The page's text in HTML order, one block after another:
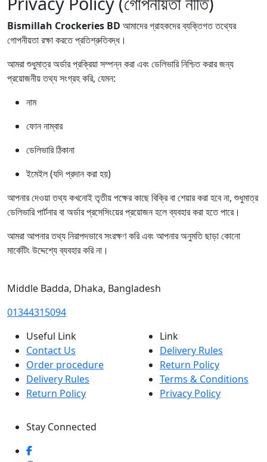
Bismillah Crockeries BD আমাদের গ্রাহকদের ব্যক্তিগত তথ্যের
গোপনীয়তা রক্ষা করতে প্রতিশ্রুতিবদ্ধ।
আমরা শুধুমাত্র অর্ডার প্রক্রিয়া সম্পন্ন করা এবং ডেলিভারি নিশ্চিত করার জন্য
প্রয়োজনীয় তথ্য সংগ্রহ করি, যেমন:
নাম
ফোন নাম্বার
ডেলিভারি ঠিকানা
ইমেইল (যদি প্রদান করা হয়)
আপনার দেওয়া তথ্য কখনোই তৃতীয় পক্ষের কাছে বিক্রি বা শেয়ার করা হবে না, শুধুমাত্র
ডেলিভারি পার্টনার বা অর্ডার প্রসেসিংয়ের প্রয়োজন হলে ব্যবহার করা হতে পারে।
আমরা আপনার তথ্য নিরাপদভাবে সংরক্ষণ করি এবং আপনার অনুমতি ছাড়া কোনো
মার্কেটিং উদ্দেশ্যে ব্যবহার করি না।
Middle Badda, Dhaka, Bangladesh
01344315094
Useful Link
Contact Us
Order procedure
Delivery Rules
Return Policy
Link
Delivery Rules
Return Policy
Terms & Conditions
Privacy Policy
Stay Connected